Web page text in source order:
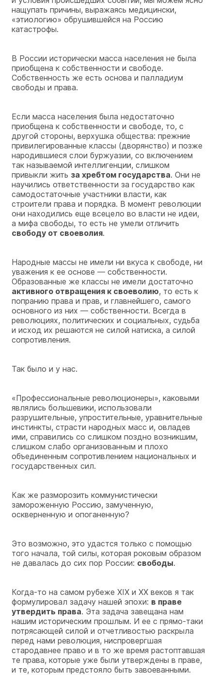
нащупать причины, выражаясь медицински,
«этиологию» обрушившейся на Россию
катастрофы.
В России исторически масса населения не была
приобщена к собственности и свободе.
Собственность же есть основа и палладиум
свободы и права.
Если масса населения была недостаточно
приобщена к собственности и свободе, то, с
другой стороны, верхушка общества: прежние
привилегированные классы (дворянство) и позже
народившиеся слои буржуазии, со включением
так называемой интеллигенции, слишком
привыкли жить за хребтом государства. Они не
научились ответственности за государство как
самодостаточные участники власти, как
строители права и порядка. В момент революции
они находились еще всецело во власти не идеи,
а мифа свободы, то есть не умели отличить
свободу от своеволия.
Народные массы не имели ни вкуса к свободе, ни
уважения к ее основе — собственности.
Образованные же классы не имели достаточно
активного отвращения к своеволию, то есть к
попранию права и прав, и главнейшего, самого
основного из них — собственности. Всегда в
революциях, политических и социальных, судьба
и исход их решаются не силой натиска, а силой
сопротивления.
Так было и у нас.
«Профессиональные революционеры», каковыми
являлись большевики, использовали
разрушительные, упростительные, уравнительные
инстинкты, страсти народных масс и, овладев
ими, справились со слишком поздно возникшим,
слишком слабо организованным и плохо
объединенным сопротивлением национальных и
государственных сил.
Как же разморозить коммунистически
замороженную Россию, замученную,
оскверненную и опоганенную?
Это возможно, это удастся только с помощью
того начала, той силы, которая роковым образом
не давалась до сих пор России: свободы.
Когда-то на самом рубеже XIX и XX веков я так
формулировал задачу нашей эпохи: в праве
утвердить права. Эта задача завещана нам
нашим историческим прошлым. И ее с прямо-таки
потрясающей силой и отчетливостью раскрыла
перед нами революция, ниспровергшая
стародавнее право и в то же время растоптавшая
те права, которые уже были утверждены в праве,
и те, которым предстояло быть завоеванными.